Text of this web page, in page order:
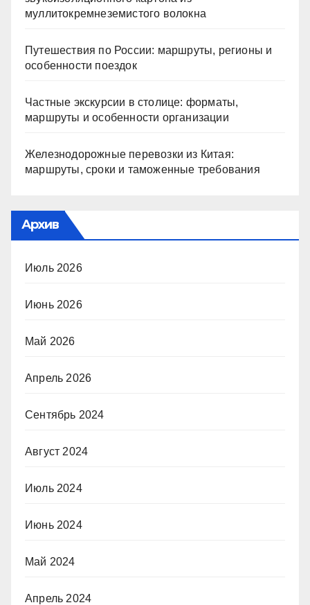
муллитокремнеземистого волокна
Путешествия по России: маршруты, регионы и
особенности поездок
Частные экскурсии в столице: форматы,
маршруты и особенности организации
Железнодорожные перевозки из Китая:
маршруты, сроки и таможенные требования
Архив
Июль 2026
Июнь 2026
Май 2026
Апрель 2026
Сентябрь 2024
Август 2024
Июль 2024
Июнь 2024
Май 2024
Апрель 2024